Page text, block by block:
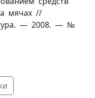
мячах //
— 2008. — №